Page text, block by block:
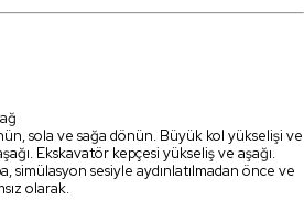
sola ve sağa dönün. Büyük kol yükselişi ve
Ekskavatör kepçesi yükseliş ve aşağı.
sesiyle aydınlatılmadan önce ve
olarak.